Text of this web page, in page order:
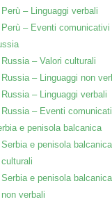
Perù – Linguaggi verbali
Perù – Eventi comunicativi
Russia – Valori culturali
Russia – Linguaggi non
Russia – Linguaggi verbali
Russia – Eventi
e penisola balcanica
Serbia e penisola
culturali
Serbia e penisola
non verbali